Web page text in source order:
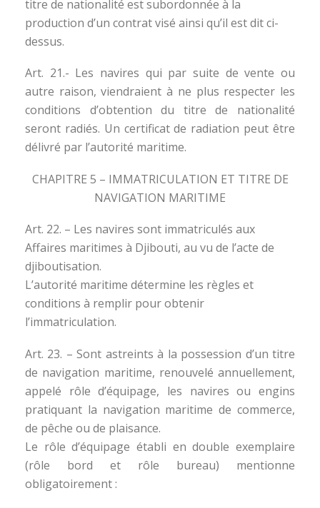
titre de nationalité est subordonnée à la
production d’un contrat visé ainsi qu’il est dit ci-
dessus.
Art. 21.- Les navires qui par suite de vente ou
autre raison, viendraient à ne plus respecter les
conditions d’obtention du titre de nationalité
seront radiés. Un certificat de radiation peut être
délivré par l’autorité maritime.
CHAPITRE 5 – IMMATRICULATION ET TITRE DE
NAVIGATION MARITIME
Art. 22. – Les navires sont immatriculés aux
Affaires maritimes à Djibouti, au vu de l’acte de
djiboutisation.
L’autorité maritime détermine les règles et
conditions à remplir pour obtenir
l’immatriculation.
Art. 23. – Sont astreints à la possession d’un titre
de navigation maritime, renouvelé annuellement,
appelé rôle d’équipage, les navires ou engins
pratiquant la navigation maritime de commerce,
de pêche ou de plaisance.
Le rôle d’équipage établi en double exemplaire
(rôle bord et rôle bureau) mentionne
obligatoirement :